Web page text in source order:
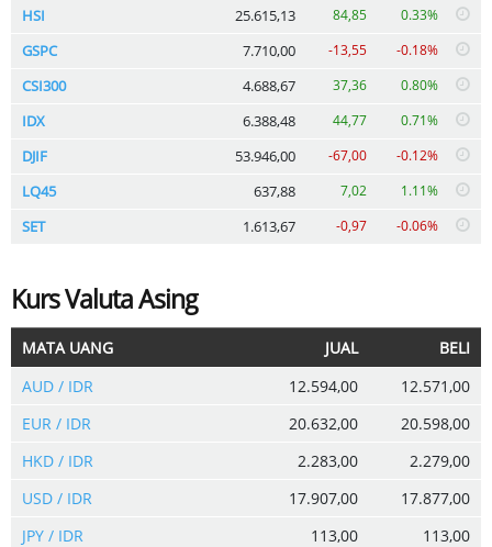
HSI 25.615,13 84,85 0.33%
GSPC 7.710,00 -13,55 -0.18%
CSI300 4.688,67 37,36 0.80%
IDX 6.388,48 44,77 0.71%
DJIF 53.946,00 -67,00 -0.12%
LQ45 637,88 7,02 1.11%
SET 1.613,67 -0,97 -0.06%
Kurs Valuta Asing
MATA UANG JUAL
BELI
AUD / IDR
12.594,00
12.571,00
EUR / IDR
20.632,00
20.598,00
HKD / IDR
2.283,00
2.279,00
USD / IDR
17.907,00
17.877,00
JPY / IDR
113,00
113,00